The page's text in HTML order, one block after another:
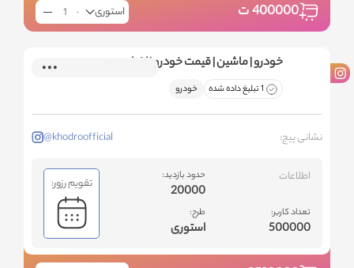
400000ت استوری
خودرو | ماشين | قيمت خودرو | اخبار مهم
1 تبلیغ داده شده خودرو
نشانی پیج: @khodroofficial
اطلاعات
تعداد کاربر:
500000
حدود بازدید:
20000
طرح:
استوری
تقویم رزور: